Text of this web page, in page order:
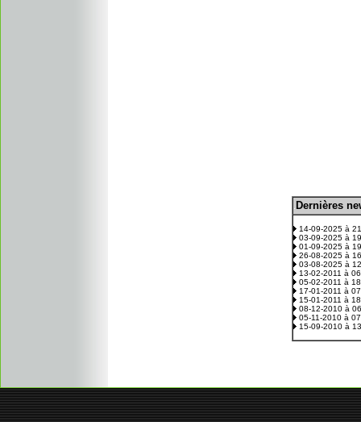
Dernières
14-09-2025 à
03-09-2025 à
01-09-2025 à
26-08-2025 à
03-08-2025 à
13-02-2011 à
05-02-2011 à
17-01-2011 à
15-01-2011 à
08-12-2010 à
05-11-2010 à
15-09-2010 à